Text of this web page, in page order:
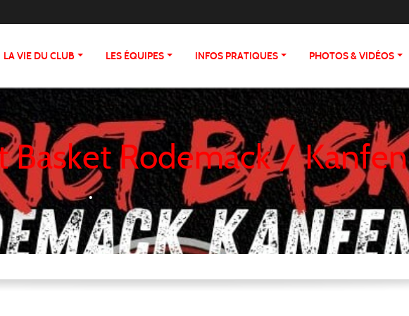
LA VIE DU CLUB LES ÉQUIPES INFOS PRATIQUES PHOTOS & VIDÉOS
Basket Rodemack / Kanfen
•
•